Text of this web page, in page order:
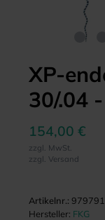
XP-
30/.04
154,00 €
zzgl. MwSt.
zzgl. Versand
Artikelnr.:
Hersteller: FKG